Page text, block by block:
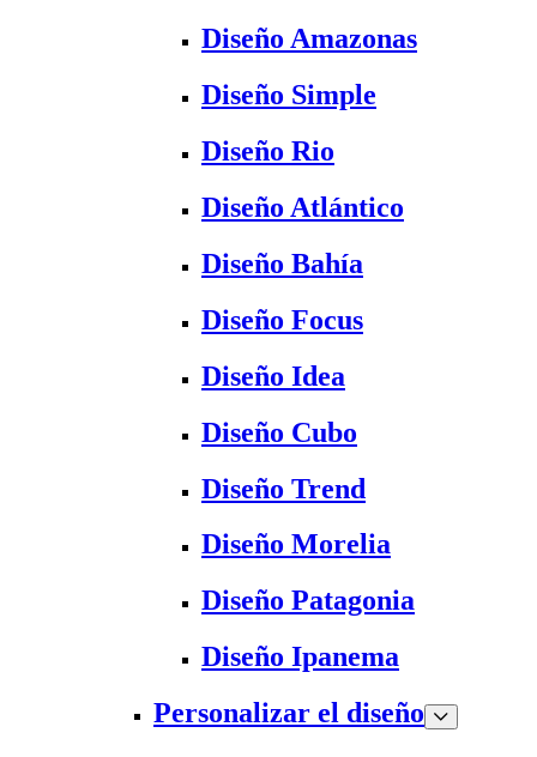
Diseño Amazonas
Diseño Simple
Diseño Rio
Diseño Atlántico
Diseño Bahía
Diseño Focus
Diseño Idea
Diseño Cubo
Diseño Trend
Diseño Morelia
Diseño Patagonia
Diseño Ipanema
Personalizar el diseño